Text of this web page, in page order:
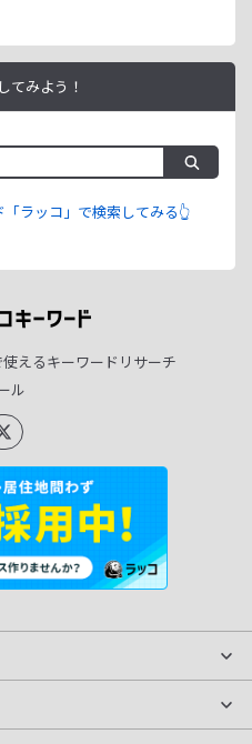
てみよう！
「ラッコ」で検索してみる👆
えるキーワードリサーチ
ル